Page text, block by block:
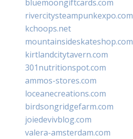
bluemoongiftcards.com
rivercitysteampunkexpo.com
kchoops.net
mountainsideskateshop.com
kirtlandcitytavern.com
301nutritionspot.com
ammos-stores.com
loceanecreations.com
birdsongridgefarm.com
joiedevivblog.com
valera-amsterdam.com